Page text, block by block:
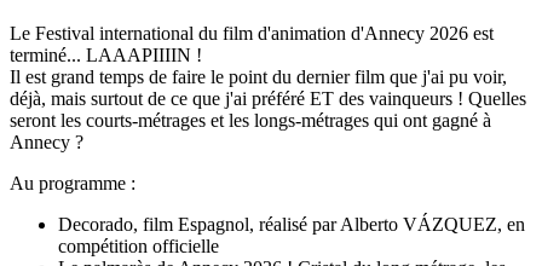
Le Festival international du film d'animation d'Annecy 2026 est
terminé... LAAAPIIIIN !
Il est grand temps de faire le point du dernier film que j'ai pu voir,
déjà, mais surtout de ce que j'ai préféré ET des vainqueurs ! Quelles
seront les courts-métrages et les longs-métrages qui ont gagné à
Annecy ?
Au programme :
Decorado, film Espagnol, réalisé par Alberto VÁZQUEZ, en
compétition officielle